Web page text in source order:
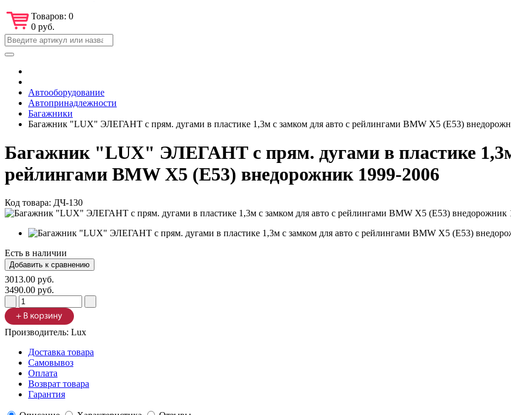
Товаров: 0
0 руб.
Автооборудование
Автопринадлежности
Багажники
Багажник "LUX" ЭЛЕГАНТ с прям. дугами в пластике 1,3м с замком для авто с рейлингами BMW X5 (E53)
Багажник "LUX" ЭЛЕГАНТ с прям. дугами в пластике
рейлингами BMW X5 (E53) внедорожник 1999-2006
Код товара: ДЧ-130
Есть в наличии
3013.00 руб.
3490.00 руб.
Производитель: Lux
Доставка товара
Самовывоз
Оплата
Возврат товара
Гарантия